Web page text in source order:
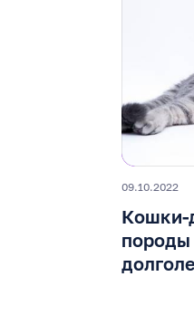
09.10.2022
Кошки-
породы